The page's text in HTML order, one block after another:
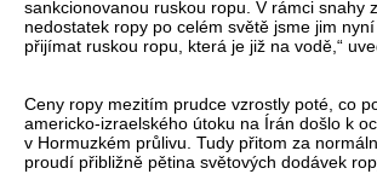
sankcionovanou ruskou ropu. V rámci snahy
nedostatek ropy po celém světě jsme jim
přijímat ruskou ropu, která je již na vodě,“
Ceny ropy mezitím prudce vzrostly poté, co
americko-izraelského útoku na Írán došlo k
v Hormuzkém průlivu. Tudy přitom za
proudí přibližně pětina světových dodávek